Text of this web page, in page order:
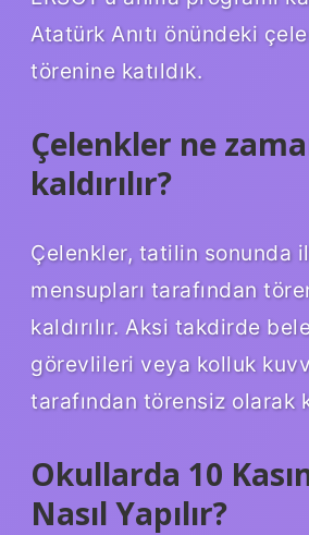
Atatürk Anıtı önündeki
törenine katıldık.
Çelenkler ne
kaldırılır?
Çelenkler, tatilin sonunda
mensupları tarafından
kaldırılır. Aksi takdirde
görevlileri veya kolluk
tarafından törensiz olarak
Okullarda 10
Nasıl Yapılır?